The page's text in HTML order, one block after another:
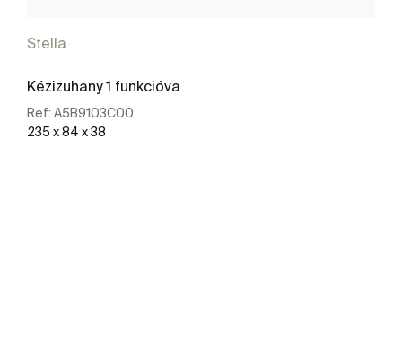
Stella
Kézizuhany 1 funkcióva
Ref: A5B9103C00
235 x 84 x 38